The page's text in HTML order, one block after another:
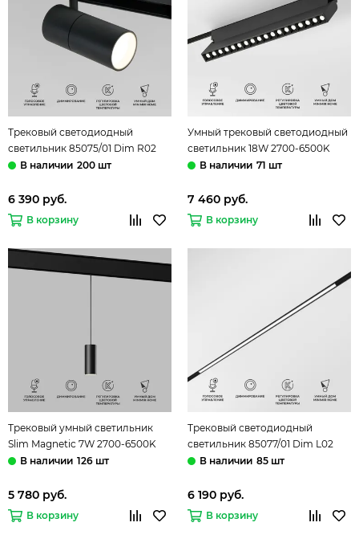
Трековый светодиодный
светильник 85075/01 Dim R02
черный Slim Magnetic
200 шт
6 390 руб.
В корзину
Умный трековый светодиодный
светильник 18W 2700-6500K
85196/01 чёрный Dim HL03 Slim
71 шт
7 460 руб.
В корзину
Трековый умный светильник
Slim Magnetic 7W 2700-6500K
Dim Amend чёрный 85072/01
126 шт
5 780 руб.
В корзину
Трековый светодиодный
светильник 85077/01 Dim L02
черный Slim Magnetic
85 шт
6 190 руб.
В корзину